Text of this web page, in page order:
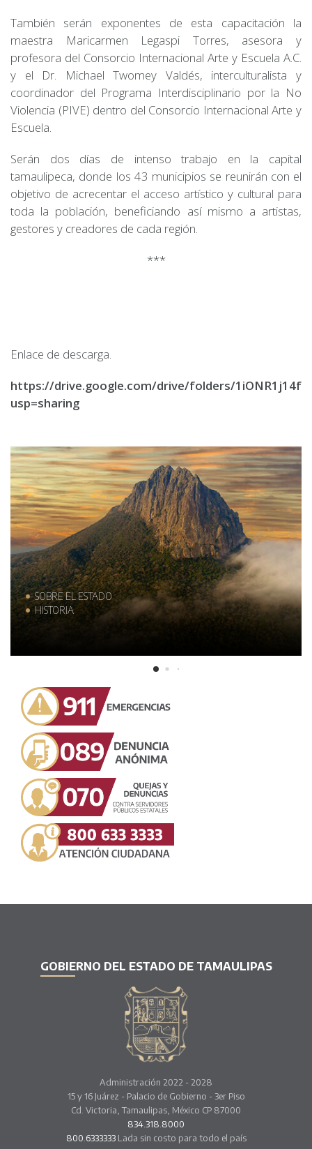
También serán exponentes de esta capacitación la
maestra Maricarmen Legaspi Torres, asesora y
profesora del Consorcio Internacional Arte y Escuela A.C.
y el Dr. Michael Twomey Valdés, interculturalista y
coordinador del Programa Interdisciplinario por la No
Violencia (PIVE) dentro del Consorcio Internacional Arte y
Escuela.
Serán dos días de intenso trabajo en la capital
tamaulipeca, donde los 43 municipios se reunirán con el
objetivo de acrecentar el acceso artístico y cultural para
toda la población, beneficiando así mismo a artistas,
gestores y creadores de cada región.
***
Enlace de descarga.
https://drive.google.com/drive/folders/
usp=sharing
SOBRE EL ESTADO
HISTORIA
GOBIERNO DEL ESTADO DE TAMAULIPAS
Administración 2022 - 2028
15 y 16 Juárez - Palacio de Gobierno - 3er Piso
Cd. Victoria, Tamaulipas, México CP 87000
834.318.8000
800.6333333Lada sin costo para todo el país